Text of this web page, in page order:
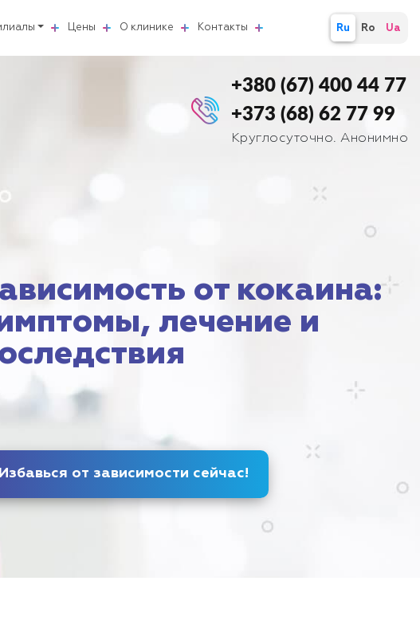
Цены О клинике Контакты Ru Ro Ua
+380 (67) 400 44 77
+373 (68) 62 77 99
Круглосуточно. Анонимно
от кокаина:
лечение и
Избавься от зависимости сейчас!